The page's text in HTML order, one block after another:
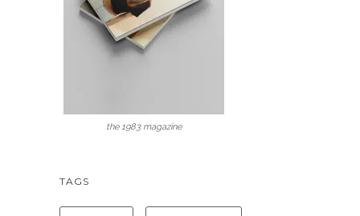
the 1983 magazine
TAGS